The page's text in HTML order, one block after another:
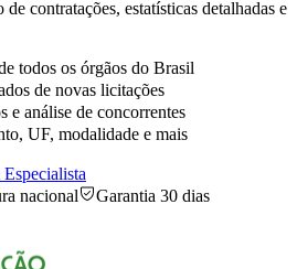
contratações, estatísticas detalhadas e
todos os órgãos do Brasil
de novas licitações
e análise de concorrentes
UF, modalidade e mais
nacional Garantia 30 dias